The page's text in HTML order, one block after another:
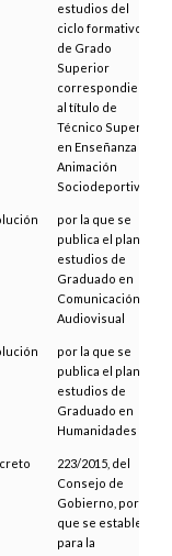
estudios del
ciclo formativo
de Grado
Superior
correspondiente
al título de
Técnico Superior
en Enseñanza y
Animación
Sociodeportiva
por la que se
publica el plan de
estudios de
Graduado en
Comunicación
Audiovisual
por la que se
publica el plan de
estudios de
Graduado en
Humanidades
223/2015, del
Consejo de
Gobierno, por el
que se establece
para la